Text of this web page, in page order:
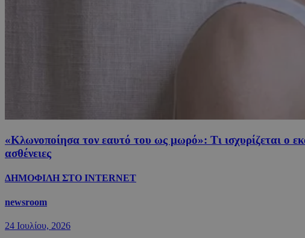
«Κλωνοποίησα τον εαυτό του ως μωρό»: Τι ισχυρίζεται ο
ασθένειες
ΔΗΜΟΦΙΛΗ ΣΤΟ INTERNET
newsroom
24 Ιουλίου, 2026